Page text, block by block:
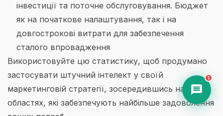
інвестиції та поточне обслуговування. Бюджет
як на початкове налаштування, так і на
довгострокові витрати для забезпечення
сталого впровадження
Використовуйте цю статистику, щоб продумано
застосувати штучний інтелект у своїй
маркетинговій стратегії, зосередившись на
областях, які забезпечують найбільше задоволення
1